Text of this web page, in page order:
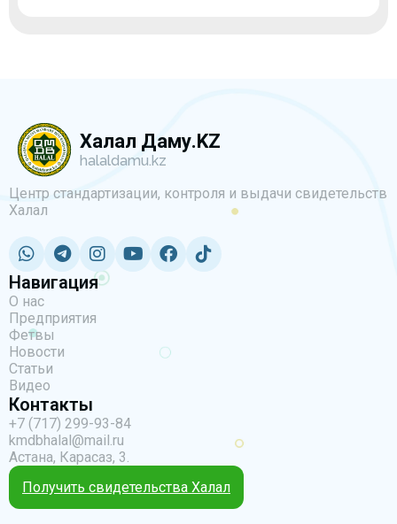
Халал Даму.KZ
halaldamu.kz
Центр стандартизации, контроля и выдачи свидетельств
Халал
Навигация
О нас
Предприятия
Фетвы
Новости
Статьи
Видео
Контакты
+7 (717) 299-93-84
kmdbhalal@mail.ru
Астана, Карасаз, 3.
Получить свидетельства Халал